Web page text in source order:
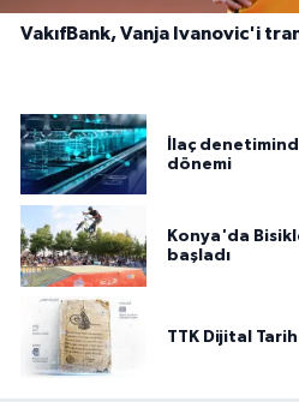
VakıfBank, Vanja Ivanovic'i
İlaç
dönemi
Konya'da
başladı
TTK Dijital